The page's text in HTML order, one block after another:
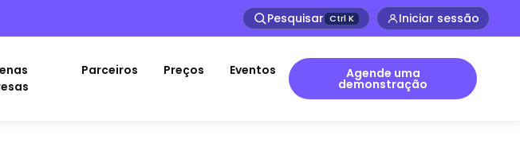
Pesquisar Ctrl K Iniciar sessão
Parceiros Preços Eventos Agende uma
demonstração